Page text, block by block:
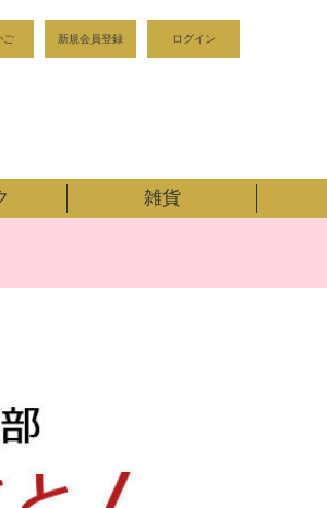
ご 新規会員登録 ログイン
雑貨